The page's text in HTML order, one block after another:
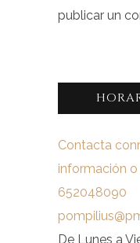
publicar un
Contacta
información o
652048090
De Lunes a